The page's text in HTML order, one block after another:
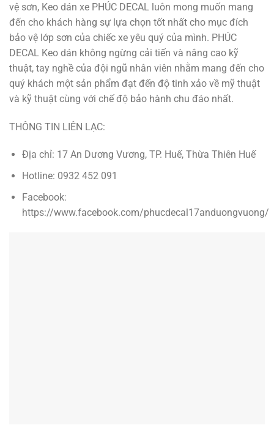
vệ sơn, Keo dán xe PHÚC DECAL luôn mong muốn mang
đến cho khách hàng sự lựa chọn tốt nhất cho mục đích
bảo vệ lớp sơn của chiếc xe yêu quý của mình. PHÚC
DECAL Keo dán không ngừng cải tiến và nâng cao kỹ
thuật, tay nghề của đội ngũ nhân viên nhằm mang đến cho
quý khách một sản phẩm đạt đến độ tinh xảo về mỹ thuật
và kỹ thuật cùng với chế độ bảo hành chu đáo nhất.
THÔNG TIN LIÊN LẠC:
Địa chỉ: 17 An Dương Vương, TP. Huế, Thừa Thiên Huế
Hotline: 0932 452 091
Facebook:
https://www.facebook.com/phucdecal17anduongvuong/